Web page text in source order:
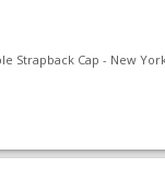
Strapback Cap - New